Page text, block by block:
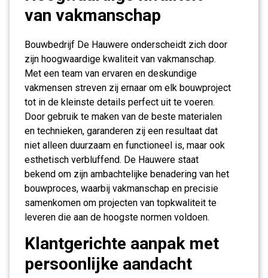
van vakmanschap
Bouwbedrijf De Hauwere onderscheidt zich door
zijn hoogwaardige kwaliteit van vakmanschap.
Met een team van ervaren en deskundige
vakmensen streven zij ernaar om elk bouwproject
tot in de kleinste details perfect uit te voeren.
Door gebruik te maken van de beste materialen
en technieken, garanderen zij een resultaat dat
niet alleen duurzaam en functioneel is, maar ook
esthetisch verbluffend. De Hauwere staat
bekend om zijn ambachtelijke benadering van het
bouwproces, waarbij vakmanschap en precisie
samenkomen om projecten van topkwaliteit te
leveren die aan de hoogste normen voldoen.
Klantgerichte aanpak met
persoonlijke aandacht